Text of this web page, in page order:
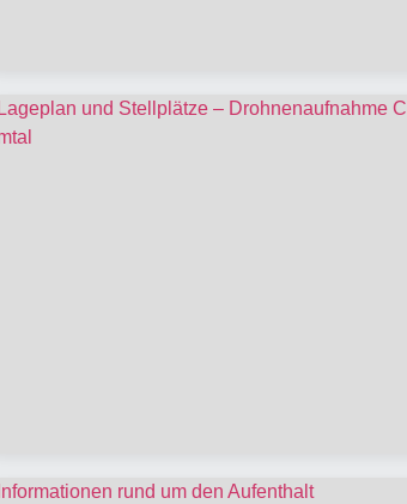
ÖPNV, Fahrrad & Anfahrt ohne Auto
Lageplan & Stellplätze